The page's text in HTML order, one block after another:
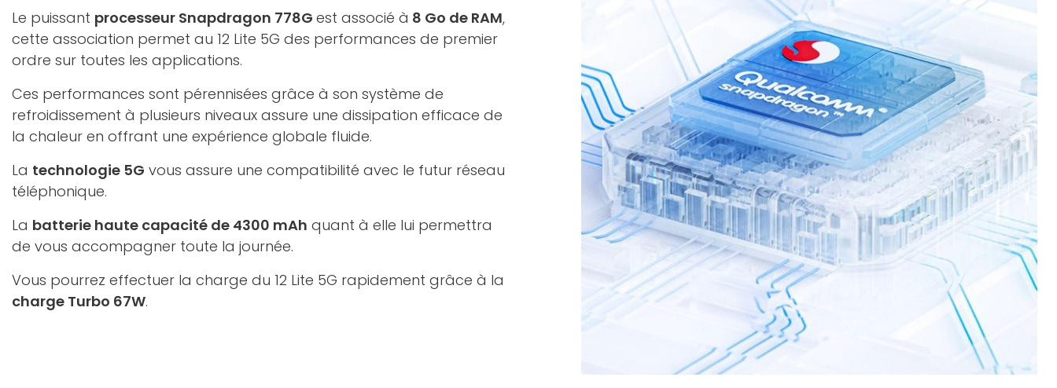
Le puissant processeur Snapdragon 778G est associé à 8 Go de RAM,
cette association permet au 12 Lite 5G des performances de premier
ordre sur toutes les applications.
Ces performances sont pérennisées grâce à son système de
refroidissement à plusieurs niveaux assure une dissipation efficace de
la chaleur en offrant une expérience globale fluide.
La technologie 5G vous assure une compatibilité avec le futur réseau
téléphonique.
La batterie haute capacité de 4300 mAh quant à elle lui permettra
de vous accompagner toute la journée.
Vous pourrez effectuer la charge du 12 Lite 5G rapidement grâce à la
charge Turbo 67W.